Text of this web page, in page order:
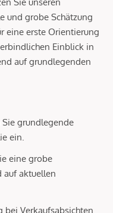
und grobe Schätzung
eine erste Orientierung
Einblick in
auf grundlegenden
grundlegende
ein.
eine grobe
auf aktuellen
bei Verkaufsabsichten